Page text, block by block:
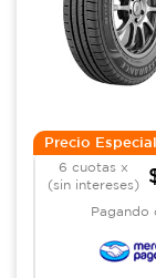
Precio
6 cuotas x
(sin intereses)
Pagando